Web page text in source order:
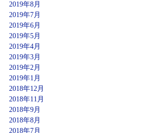
2019年8月
2019年7月
2019年6月
2019年5月
2019年4月
2019年3月
2019年2月
2019年1月
2018年12月
2018年11月
2018年9月
2018年8月
2018年7月